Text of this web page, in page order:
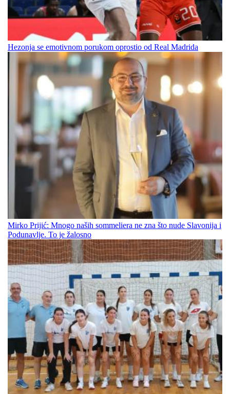
Hezonja se emotivnom porukom oprostio od Real Madrida
Mirko Prijić: Mnogo naših sommeliera ne zna što nude Slavonija i
Podunavlje. To je žalosno